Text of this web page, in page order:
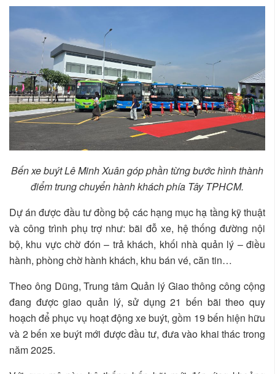
Bến xe buýt Lê Minh Xuân góp phần từng bước hình thành
điểm trung chuyển hành khách phía Tây TPHCM.
Dự án được đầu tư đồng bộ các hạng mục hạ tầng kỹ thuật
và công trình phụ trợ như: bãi đỗ xe, hệ thống đường nội
bộ, khu vực chờ đón – trả khách, khối nhà quản lý – điều
hành, phòng chờ hành khách, khu bán vé, căn tin…
Theo ông Dũng, Trung tâm Quản lý Giao thông công cộng
đang được giao quản lý, sử dụng 21 bến bãi theo quy
hoạch để phục vụ hoạt động xe buýt, gồm 19 bến hiện hữu
và 2 bến xe buýt mới được đầu tư, đưa vào khai thác trong
năm 2025.